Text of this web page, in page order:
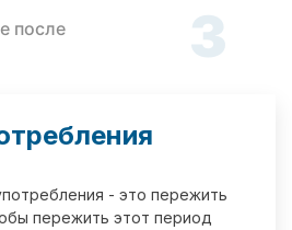
после
3
- это пережить
пережить этот период